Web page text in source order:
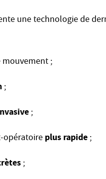
une technologie de
mouvement ;
;
;
opératoire plus rapide ;
;